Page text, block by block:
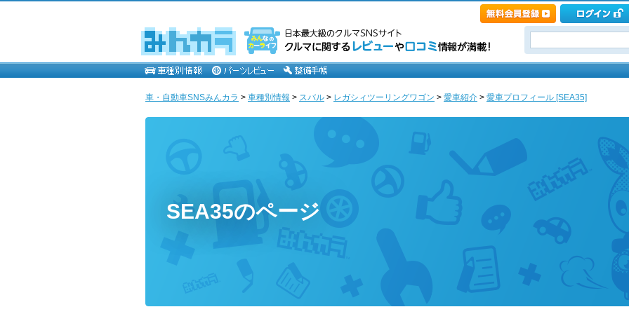
車・自動車SNSみんカラ > 車種別情報 > スバル > レガシィツーリングワゴン > 愛車紹介 > 愛車プロフィール [SEA35]
SEA35のページ